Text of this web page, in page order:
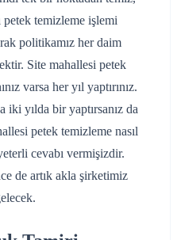
petek temizleme işlemi
politikamız her daim
Site mahallesi petek
varsa her yıl yaptırınız.
iki yılda bir yaptırsanız da
petek temizleme nasıl
cevabı vermişizdir.
de artık akla şirketimiz